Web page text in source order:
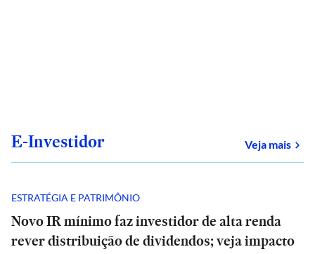
E-Investidor Veja mais
ESTRATÉGIA E PATRIMÔNIO
Novo IR mínimo faz investidor de alta renda
rever distribuição de dividendos; veja impacto